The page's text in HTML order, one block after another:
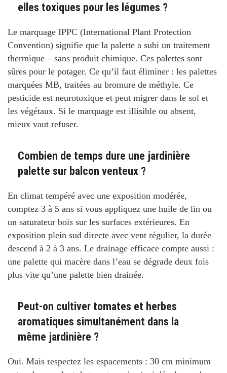
elles toxiques pour les légumes ?
Le marquage IPPC (International Plant Protection
Convention) signifie que la palette a subi un traitement
thermique – sans produit chimique. Ces palettes sont
sûres pour le potager. Ce qu’il faut éliminer : les palettes
marquées MB, traitées au bromure de méthyle. Ce
pesticide est neurotoxique et peut migrer dans le sol et
les végétaux. Si le marquage est illisible ou absent,
mieux vaut refuser.
Combien de temps dure une jardinière
palette sur balcon venteux ?
En climat tempéré avec une exposition modérée,
comptez 3 à 5 ans si vous appliquez une huile de lin ou
un saturateur bois sur les surfaces extérieures. En
exposition plein sud directe avec vent régulier, la durée
descend à 2 à 3 ans. Le drainage efficace compte aussi :
une palette qui macère dans l’eau se dégrade deux fois
plus vite qu’une palette bien drainée.
Peut-on cultiver tomates et herbes
aromatiques simultanément dans la
même jardinière ?
Oui. Mais respectez les espacements : 30 cm minimum